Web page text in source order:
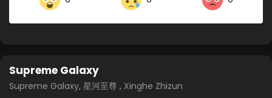
Supreme Galaxy
Supreme Galaxy, 星河至尊 , Xinghe Zhizun